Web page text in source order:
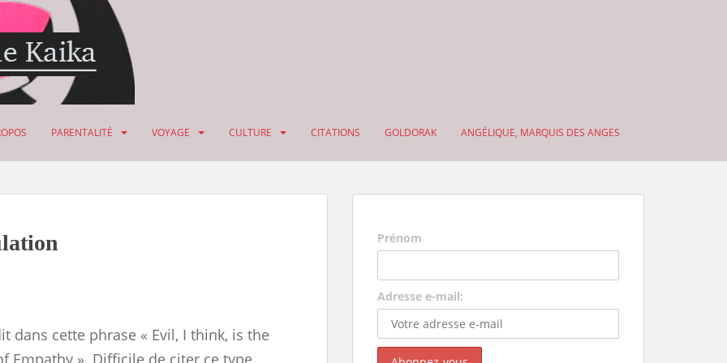
PARENTALITÉ VOYAGE CULTURE CITATIONS GOLDORAK ANGÉLIQUE, MARQUIS DES ANGES
dans cette phrase « Evil, I think, is the
Empathy ». Difficile de citer ce type
Prénom
Adresse e-mail: